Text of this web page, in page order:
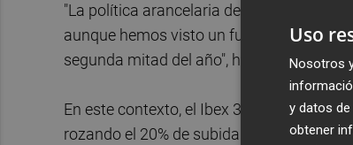
"La política arancelaria de
aunque hemos visto un fuerte rebote de
segunda mitad del año", ha trasladado.
En este contexto, el Ibex 35 ha
rozando el 20% de subida y superando al
Uso
Nosotros
y datos
obtener